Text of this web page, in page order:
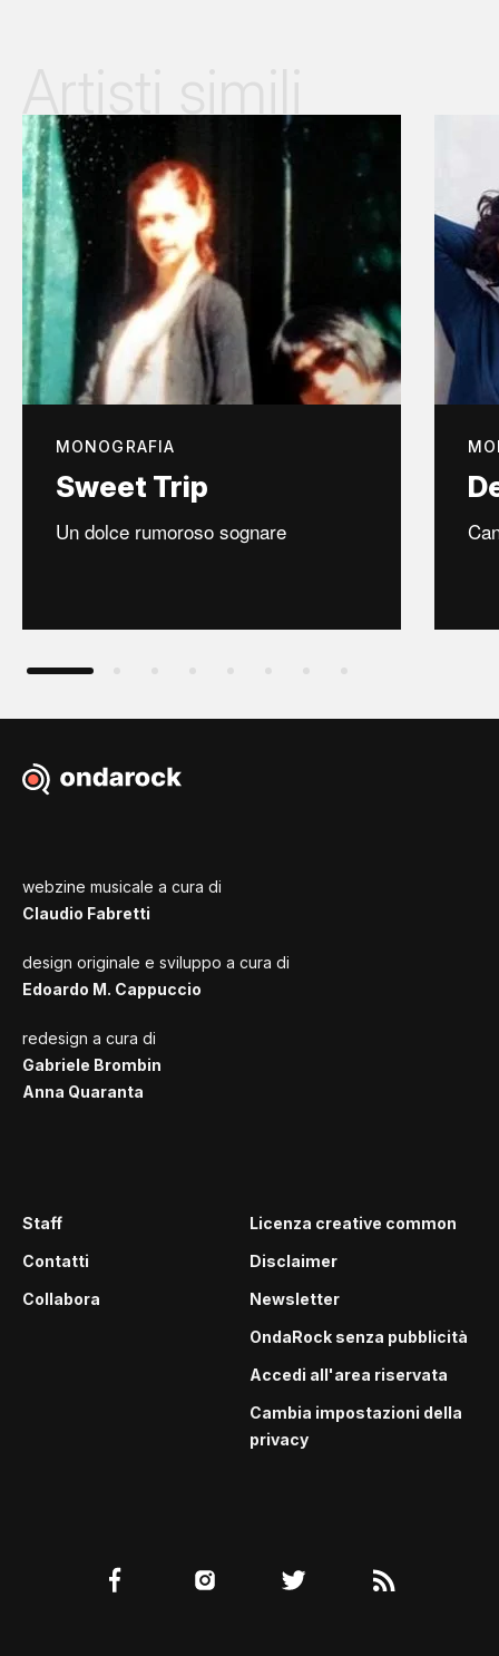
MONOGRAFIA
Sweet Trip
Un dolce rumoroso sognare
webzine musicale a cura di
Claudio Fabretti
design originale e sviluppo a cura di
Edoardo M. Cappuccio
redesign a cura di
Gabriele Brombin
Anna Quaranta
Staff
Contatti
Collabora
Licenza creative common
Disclaimer
Newsletter
OndaRock senza pubblicità
Accedi all'area riservata
Cambia impostazioni della
privacy